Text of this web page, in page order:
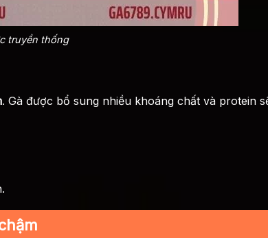
truyền thống
. Gà được bổ sung nhiều khoáng chất và protein